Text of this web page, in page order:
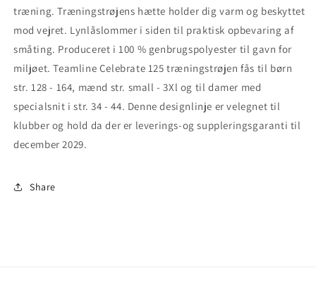
træning. Træningstrøjens hætte holder dig varm og beskyttet
mod vejret. Lynlåslommer i siden til praktisk opbevaring af
småting. Produceret i 100 % genbrugspolyester til gavn for
miljøet. Teamline Celebrate 125 træningstrøjen fås til børn
str. 128 - 164, mænd str. small - 3Xl og til damer med
specialsnit i str. 34 - 44. Denne designlinje er velegnet til
klubber og hold da der er leverings-og suppleringsgaranti til
december 2029.
Share